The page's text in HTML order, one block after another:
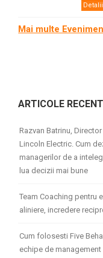
Mai multe
ARTICOLE
Razvan Batrinu,
Lincoln Electric. Cum
managerilor de a
lua decizii mai bune
Team Coaching pentru
aliniere, incredere
Cum folosesti Five
echipe de management